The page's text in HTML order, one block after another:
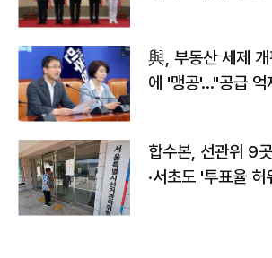
與, 부동산 세제
에 '맹공'…"공급 억
합수본, 선관위 9
·서초도 '투표율